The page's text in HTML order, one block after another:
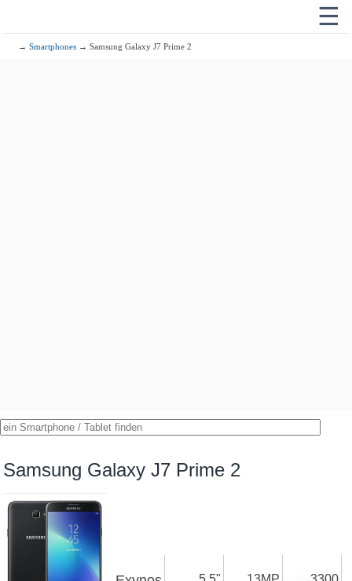
☰
→Smartphones → Samsung Galaxy J7 Prime 2
Samsung Galaxy J7 Prime 2